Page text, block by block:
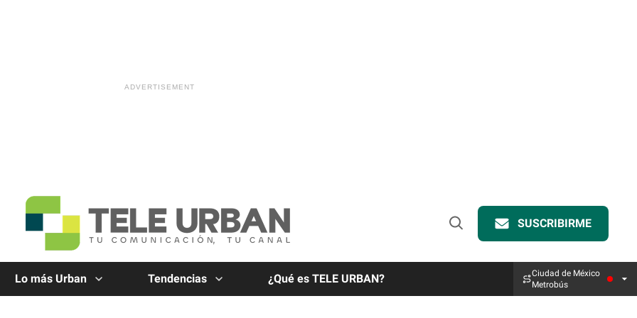
Open
SUSCRIBIRME
Lo más Urban Tendencias ¿Qué es TELE URBAN?
Ciudad de México
Metrobús